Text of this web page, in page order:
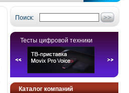
Поиск:
Тесты цифровой техники
Каталог компаний